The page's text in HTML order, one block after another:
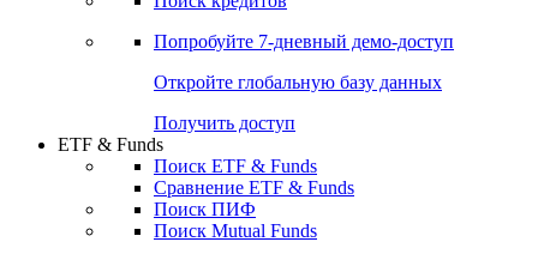
Попробуйте 7-дневный демо-доступ
Откройте глобальную базу данных
Получить доступ
ETF & Funds
Поиск ETF & Funds
Сравнение ETF & Funds
Поиск ПИФ
Поиск Mutual Funds